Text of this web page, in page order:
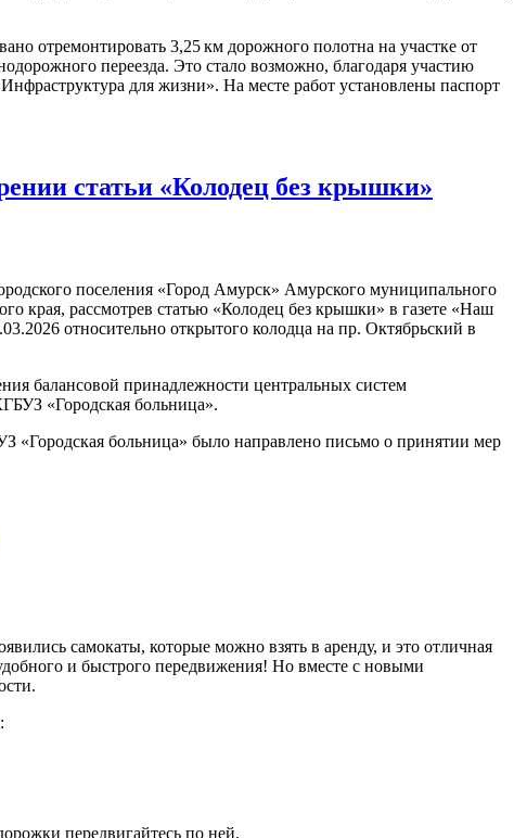
отремонтировать 3,25 км дорожного полотна на участке от
переезда. Это стало возможно, благодаря участию
для жизни». На месте работ установлены паспорт
статьи «Колодец без крышки»
поселения «Город Амурск» Амурского муниципального
края, рассмотрев статью «Колодец без крышки» в газете «Наш
относительно открытого колодца на пр. Октябрьский в
балансовой принадлежности центральных систем
«Городская больница».
«Городская больница» было направлено письмо о принятии мер
самокаты, которые можно взять в аренду, и это отличная
и быстрого передвижения! Но вместе с новыми
передвигайтесь по ней.